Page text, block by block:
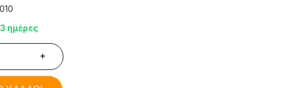
ημέρες
+